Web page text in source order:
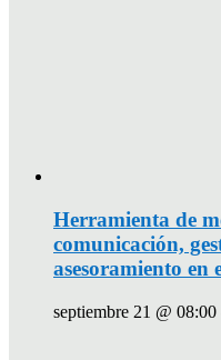
Herramienta de
comunicación,
asesoramiento en
septiembre 21 @ 08:00